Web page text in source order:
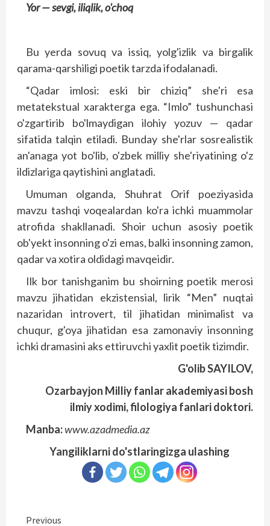
Yor — sevgi, iliqlik, o'choq
Bu yerda sovuq va issiq, yolg'izlik va birgalik
qarama-qarshiligi poetik tarzda ifodalanadi.
“Qadar imlosi: eski bir chiziq” she'ri esa
metatekstual xarakterga ega. “Imlo” tushunchasi
o'zgartirib bo'lmaydigan ilohiy yozuv — qadar
sifatida talqin etiladi. Bunday she'rlar sosrealistik
an'anaga yot bo'lib, o'zbek milliy she'riyatining o'z
ildizlariga qaytishini anglatadi.
Umuman olganda, Shuhrat Orif poeziyasida
mavzu tashqi voqealardan ko'ra ichki muammolar
atrofida shakllanadi. Shoir uchun asosiy poetik
ob'yekt insonning o'zi emas, balki insonning zamon,
qadar va xotira oldidagi mavqeidir.
Ilk bor tanishganim bu shoirning poetik merosi
mavzu jihatidan ekzistensial, lirik “Men” nuqtai
nazaridan introvert, til jihatidan minimalist va
chuqur, g'oya jihatidan esa zamonaviy insonning
ichki dramasini aks ettiruvchi yaxlit poetik tizimdir.
G'olib SAYILOV,
Ozarbayjon Milliy fanlar akademiyasi bosh
ilmiy xodimi, filologiya fanlari doktori.
Manba:www.azadmedia.az
Yangiliklarni do'stlaringizga ulashing
Previous